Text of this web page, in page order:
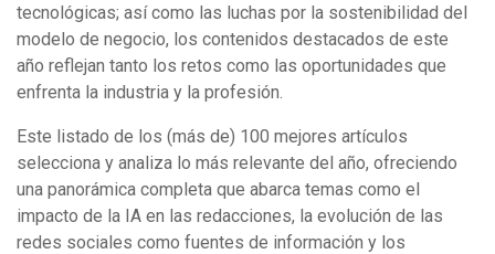
tecnológicas; así como las luchas por la sostenibilidad del
modelo de negocio, los contenidos destacados de este
año reflejan tanto los retos como las oportunidades que
enfrenta la industria y la profesión.
Este listado de los (más de) 100 mejores artículos
selecciona y analiza lo más relevante del año, ofreciendo
una panorámica completa que abarca temas como el
impacto de la IA en las redacciones, la evolución de las
redes sociales como fuentes de información y los